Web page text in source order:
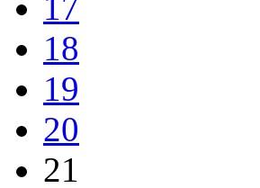
18
19
20
21